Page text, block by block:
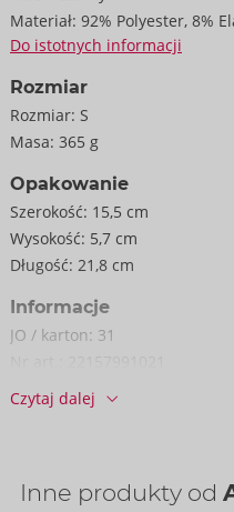
Materiał: 92% Polyester, 8%
Do istotnych informacji
Rozmiar
Rozmiar: S
Masa: 365 g
Opakowanie
Szerokość: 15,5 cm
Wysokość: 5,7 cm
Długość: 21,8 cm
Informacje
JO / karton: 31
Kod kreskowy:
Numer taryfy celnej:
Czytaj dalej
Inne produkty od